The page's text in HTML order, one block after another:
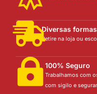
Diversas
Retire na loja ou
100% Seguro
Trabalhamos com
com sigilo e